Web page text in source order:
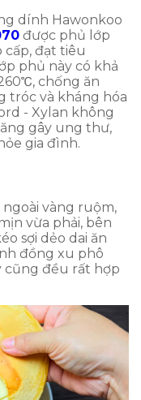
dính Hawonkoo
được phủ lớp
đạt tiêu
phủ này có khả
chống ăn
tróc và kháng hóa
- Xylan không
gây ung thư,
gia đình.
vàng ruộm,
vừa phải, bên
sợi dẻo dai ăn
đồng xu phô
cũng đều rất hợp